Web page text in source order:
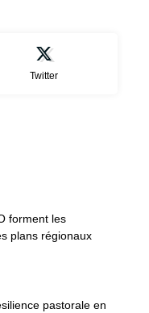
Twitter
forment les
plans régionaux
pastorale en